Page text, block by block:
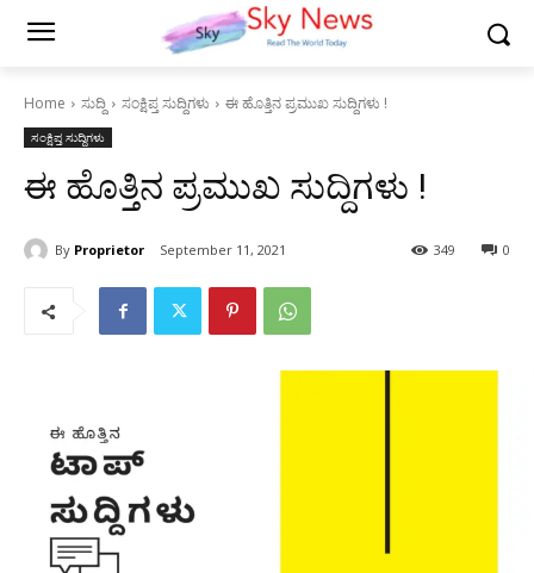
Home ಸುದ್ದಿ ಸಂಕ್ಷಿಪ್ತ ಸುದ್ದಿಗಳು ಈ ಹೊತ್ತಿನ ಪ್ರಮುಖ ಸುದ್ದಿಗಳು !
ಸಂಕ್ಷಿಪ್ತ ಸುದ್ದಿಗಳು
ಈ ಹೊತ್ತಿನ ಪ್ರಮುಖ ಸುದ್ದಿಗಳು !
By Proprietor September 11, 2021 0
349